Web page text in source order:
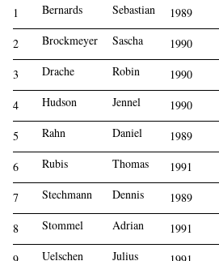
1
Bernards Sebastian 1989
2 Brockmeyer Sascha 1990
3 Drache Robin 1990
4 Hudson Jennel 1990
5 Rahn Daniel 1989
6 Rubis Thomas 1991
7 Stechmann Dennis 1989
8 Stommel Adrian 1991
Uelschen Julius